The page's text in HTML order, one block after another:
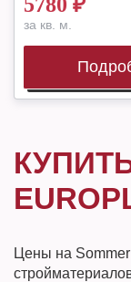
за кв. м.
Цены на